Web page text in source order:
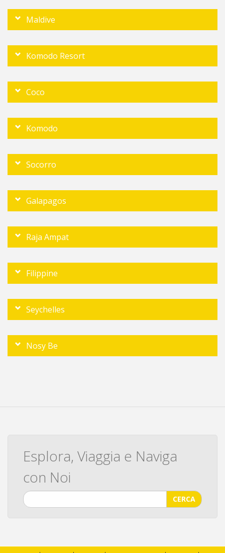
Maldive
Komodo Resort
Coco
Komodo
Socorro
Galapagos
Raja Ampat
Filippine
Seychelles
Nosy Be
Esplora, Viaggia e Naviga
con Noi
CERCA